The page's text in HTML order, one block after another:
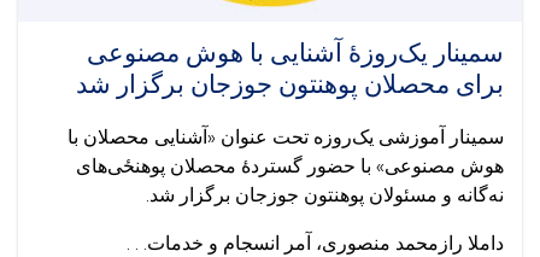
سمینار یک‌روزهٔ آشنایی با هوش مصنوعی
برای محصلان پوهنتون جوزجان برگزار شد
سمینار آموزشی یک‌روزه تحت عنوان «آشنایی محصلان با
هوش مصنوعی» با حضور گستردهٔ محصلان پوهنځی‌های
نه‌گانه و مسئولان پوهنتون جوزجان برگزار شد.
داملا رازمحمد منصوری، آمر انسجام و خدمات. . .